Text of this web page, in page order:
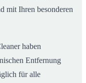
mit Ihren besonderen
haben
Entfernung
für alle